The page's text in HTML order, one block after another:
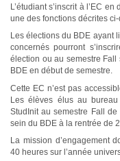
L’étudiant s’inscrit à l’EC
une des fonctions décrites
Les élections du BDE ayant
concernés pourront
élection ou au semestre Fall
BDE en début de semestre.
Cette EC n’est pas
Les élèves élus au
StudInit au semestre Fall de
sein du BDE à la rentrée de 2
La mission d’engagement
40 heures sur l’année